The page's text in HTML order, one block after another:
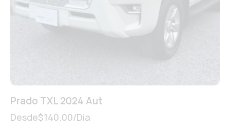
Prado TXL 2024 Aut
Desde$140.00/Dia